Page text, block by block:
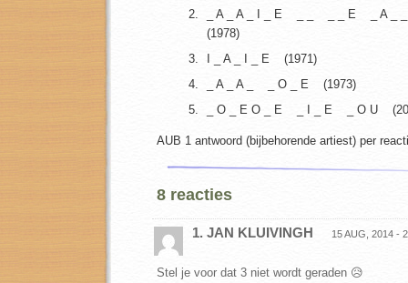
_ A _ A _ I _ E _ _ _ _ E _ A _
(1978)
I _ A _ I _ E (1971)
_ A _ A _ _ O _ E (1973)
_ O _ E O _ E _ I _ E _ O U
AUB 1 antwoord (bijbehorende artiest) per
8 reacties
1. JAN KLUIVINGH 15 AUG, 2014 -
Stel je voor dat 3 niet wordt geraden 😥